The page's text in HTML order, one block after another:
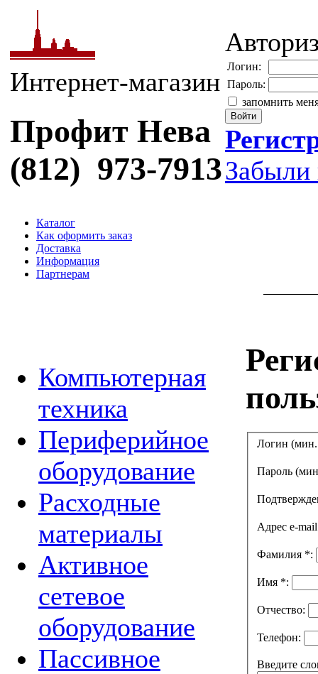
Интернет-магазин
Профит Нева
(812) 973-7913
Логин:
Пароль:
запомнить
Забыли
Каталог
Как оформить заказ
Доставка
Информация
Партнерам
Компьютерная
техника
Периферийное
оборудование
Расходные
материалы
Активное
сетевое
оборудование
Пассивное
Логин
Пароль
Адрес e-
Фамилия *:
Имя *:
Отчество:
Телефон:
Введите